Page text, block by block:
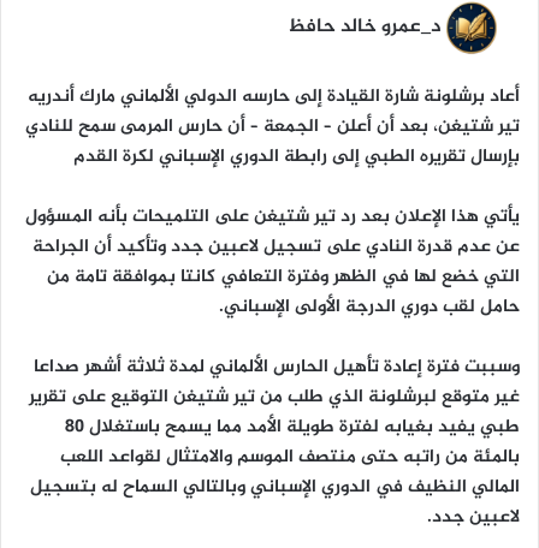
د_عمرو خالد حافظ
أعاد برشلونة شارة القيادة إلى حارسه الدولي الألماني مارك أندريه
تير شتيغن، بعد أن أعلن – الجمعة – أن حارس المرمى سمح للنادي
بإرسال تقريره الطبي إلى رابطة الدوري الإسباني لكرة القدم
‎يأتي هذا الإعلان بعد رد تير شتيغن على التلميحات بأنه المسؤول
عن عدم قدرة النادي على تسجيل لاعبين جدد وتأكيد أن الجراحة
التي خضع لها في الظهر وفترة التعافي كانتا بموافقة تامة من
حامل لقب دوري الدرجة الأولى الإسباني.
‎وسببت فترة إعادة تأهيل الحارس الألماني لمدة ثلاثة أشهر صداعا
غير متوقع لبرشلونة الذي طلب من تير شتيغن التوقيع على تقرير
طبي يفيد بغيابه لفترة طويلة الأمد مما يسمح باستغلال 80
بالمئة من راتبه حتى منتصف الموسم والامتثال لقواعد اللعب
المالي النظيف في الدوري الإسباني وبالتالي السماح له بتسجيل
لاعبين جدد.